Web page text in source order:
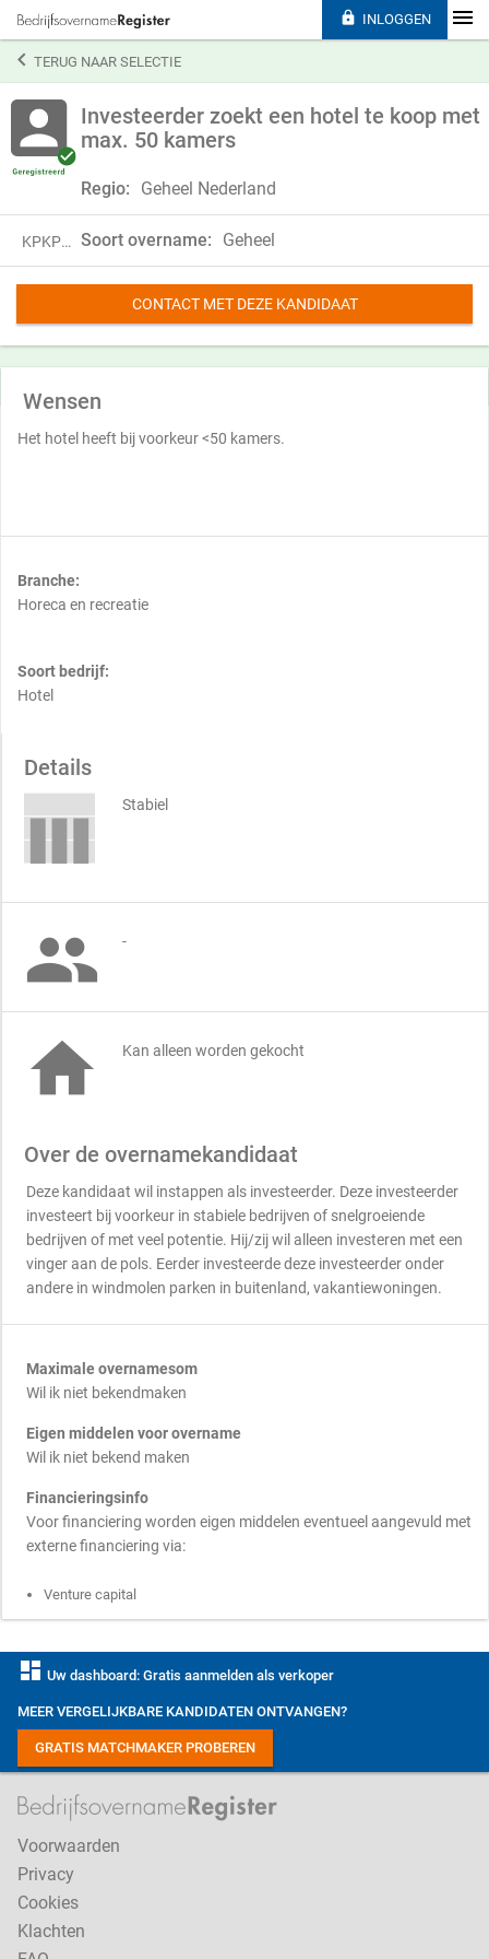
TERUG NAAR SELECTIE
Investeerder zoekt een hotel te koop met
max. 50 kamers
Regio: Geheel Nederland
KPKP21DVF64K Soort overname: Geheel
CONTACT MET DEZE KANDIDAAT
Wensen
Het hotel heeft bij voorkeur <50 kamers.
Branche:
Horeca en recreatie
Soort bedrijf:
Hotel
Details
Stabiel
 -
 Kan alleen worden gekocht
Over de overnamekandidaat
Deze kandidaat wil instappen als investeerder. Deze investeerder
investeert bij voorkeur in stabiele bedrijven of snelgroeiende
bedrijven of met veel potentie. Hij/zij wil alleen investeren met een
vinger aan de pols. Eerder investeerde deze investeerder onder
andere in windmolen parken in buitenland, vakantiewoningen.
Maximale overnamesom
Wil ik niet bekendmaken
Eigen middelen voor overname
Wil ik niet bekend maken
Financieringsinfo
Voor financiering worden eigen middelen eventueel aangevuld met
externe financiering via:
Venture capital
 INLOGGEN
dashboard Uw dashboard: Gratis aanmelden als verkoper
MEER VERGELIJKBARE KANDIDATEN ONTVANGEN?
GRATIS MATCHMAKER PROBEREN
Voorwaarden
Privacy
Cookies
Klachten